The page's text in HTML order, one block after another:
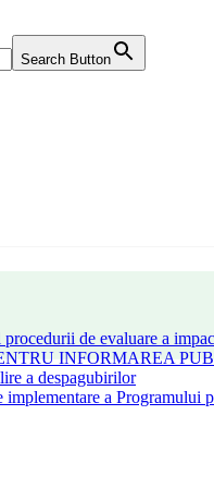
Search Button
de evaluare a
INFORMAREA
a despagubirilor
implementare a Programului